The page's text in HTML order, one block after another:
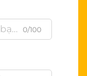
0/100